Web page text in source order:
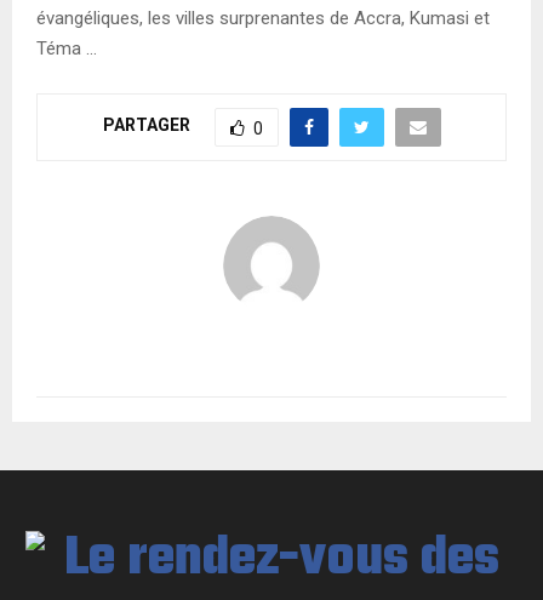
évangéliques, les villes surprenantes de Accra, Kumasi et
Téma …
PARTAGER 0